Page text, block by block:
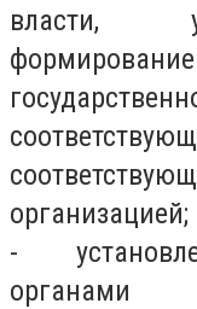
власти,
организацией;
-
органами